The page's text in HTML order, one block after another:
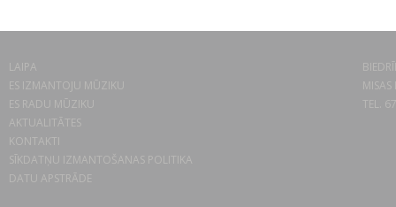
LAIPA
ES IZMANTOJU MŪZIKU
ES RADU MŪZIKU
AKTUALITĀTES
KONTAKTI
SĪKDATŅU IZMANTOŠANAS POLITIKA
DATU APSTRĀDE
TEL.